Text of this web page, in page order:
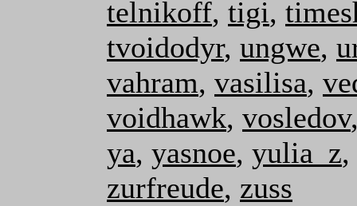
telnikoff, tigi,
tvoidodyr, ungwe,
vahram, vasilisa,
voidhawk, vosledov
ya, yasnoe, yulia_z,
zurfreude, zuss